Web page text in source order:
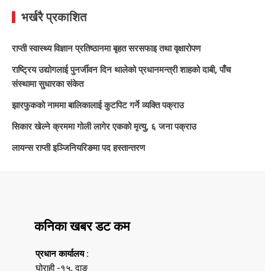
भर्खरै प्रकाशित
राप्ती स्वास्थ्य विज्ञान प्रतिष्ठानमा बृहत सरसफाइ तथा वृक्षारोपण
राष्ट्रिय उद्योगलाई पुनर्जीवन दिन थालेको प्रधानमन्त्री शाहको दाबी, पाँच
संस्थामा सुधारका संकेत
झारफुकको नाममा बालिकालाई कुटपिट गर्ने व्यक्ति पक्राउ
सिकार खेल्ने क्रममा गोली लागेर एकको मृत्यु, ६ जना पक्राउ
लायन्स राप्ती इञ्जिनियरिङमा पद हस्तान्तरण
कनिका खबर डट कम
प्रधान कार्यालय :
घोराही -१५, दाङ